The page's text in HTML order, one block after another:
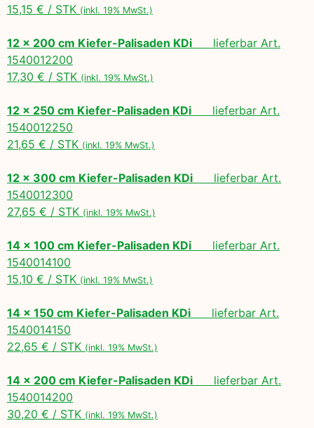
15,15 € / STK (inkl. 19% MwSt.)
12 x 200 cm Kiefer-Palisaden KDi lieferbar Art.
1540012200
17,30 € / STK (inkl. 19% MwSt.)
12 x 250 cm Kiefer-Palisaden KDi lieferbar Art.
1540012250
21,65 € / STK (inkl. 19% MwSt.)
12 x 300 cm Kiefer-Palisaden KDi lieferbar Art.
1540012300
27,65 € / STK (inkl. 19% MwSt.)
14 x 100 cm Kiefer-Palisaden KDi lieferbar Art.
1540014100
15,10 € / STK (inkl. 19% MwSt.)
14 x 150 cm Kiefer-Palisaden KDi lieferbar Art.
1540014150
22,65 € / STK (inkl. 19% MwSt.)
14 x 200 cm Kiefer-Palisaden KDi lieferbar Art.
1540014200
30,20 € / STK (inkl. 19% MwSt.)